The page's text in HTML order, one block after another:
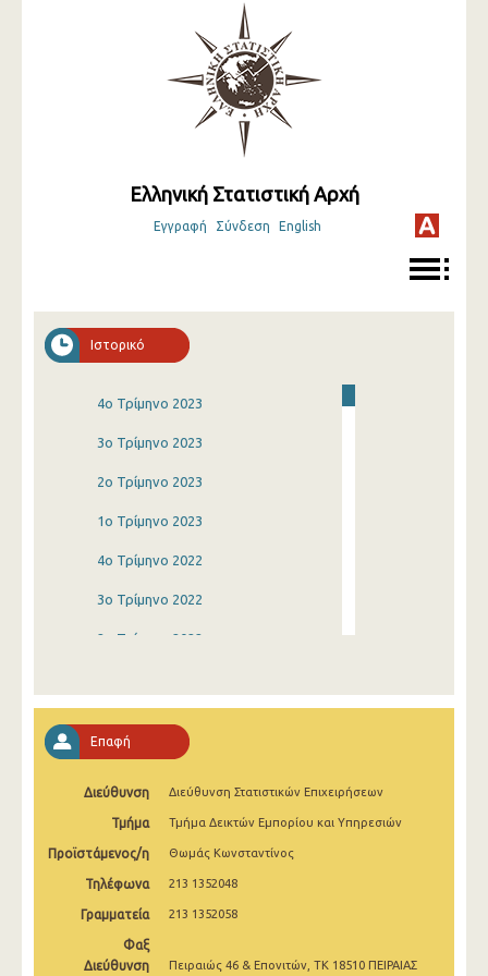
Ελληνική Στατιστική Αρχή
Εγγραφή Σύνδεση English
Ιστορικό
4o Τρίμηνο 2023
3o Τρίμηνο 2023
2o Τρίμηνο 2023
1o Τρίμηνο 2023
4o Τρίμηνο 2022
3o Τρίμηνο 2022
2o Τρίμηνο 2022
3o Τρίμηνο 2021
2o Τρίμηνο 2021
1o Τρίμηνο 2021
4o Τρίμηνο 2020
3o Τρίμηνο 2020
2o Τρίμηνο 2020
Επαφή
Διεύθυνση Διεύθυνση Στατιστικών Επιχειρήσεων
Τμήμα Τμήμα Δεικτών Εμπορίου και Υπηρεσιών
Προϊστάμενος/η Θωμάς Κωνσταντίνος
Τηλέφωνα 213 1352048
Γραμματεία 213 1352058
Φαξ
Διεύθυνση
Πειραιώς 46 & Επονιτών, ΤΚ 18510 ΠΕΙΡΑΙΑΣ